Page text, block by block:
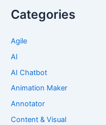
Categories
Agile
AI
AI Chatbot
Animation Maker
Annotator
Content & Visual